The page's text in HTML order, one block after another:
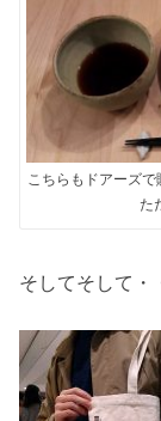
こちらもドアーズ
た
そしてそして・